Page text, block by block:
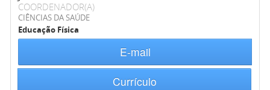
COORDENADOR(A)
CIÊNCIAS DA SAÚDE
Educação Física
E-mail
Currículo